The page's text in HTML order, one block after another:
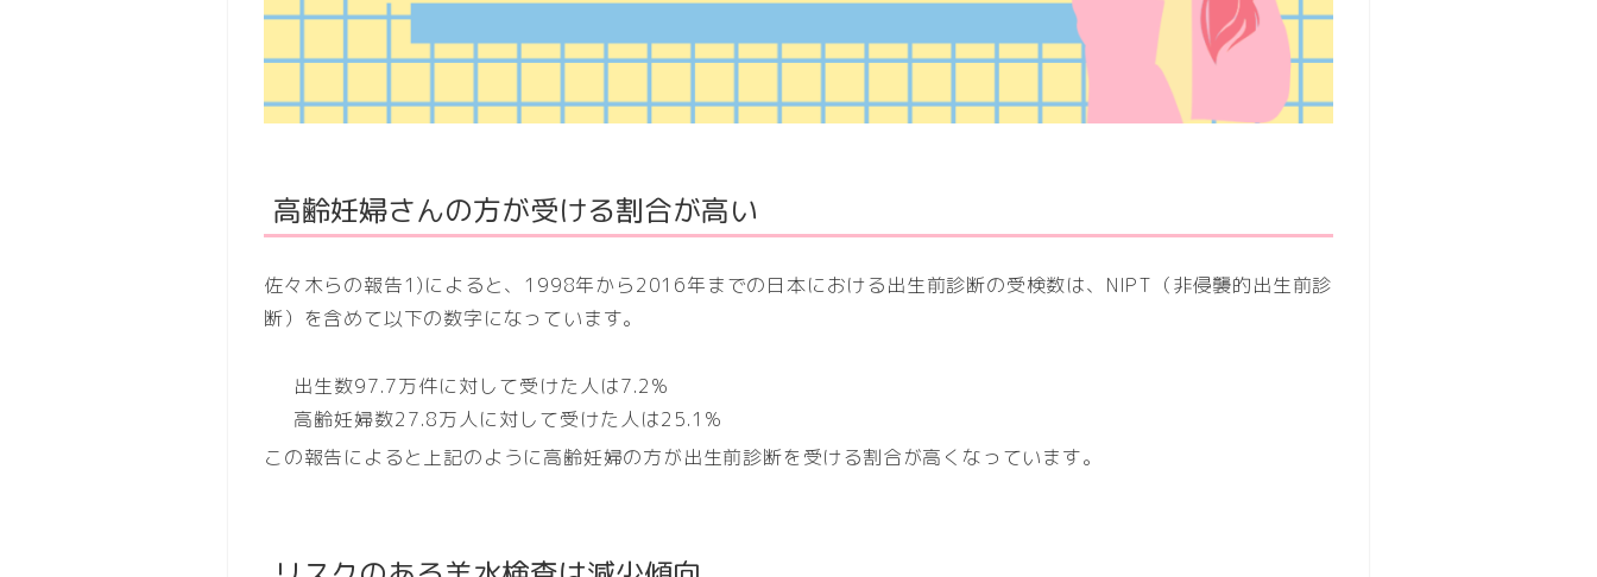
高齢妊婦さんの方が受ける割合が高い
佐々木らの報告1)によると、1998年から2016年までの日本における出生前診断の受検数は、NIPT（非侵襲的出生前診
断）を含めて以下の数字になっています。
出生数97.7万件に対して受けた人は7.2%
高齢妊婦数27.8万人に対して受けた人は25.1%
この報告によると上記のように高齢妊婦の方が出生前診断を受ける割合が高くなっています。